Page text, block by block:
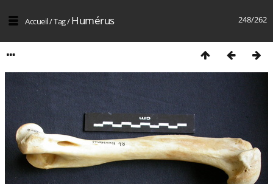
248/262
Accueil/Tag/Humérus